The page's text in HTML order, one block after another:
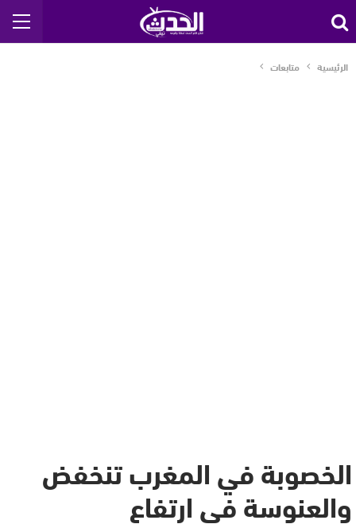
الرئيسية متابعات
الخصوبة في المغرب تنخفض
والعنوسة في ارتفاع